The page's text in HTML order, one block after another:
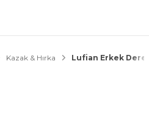
Kazak & Hırka Lufian Erkek
1/6